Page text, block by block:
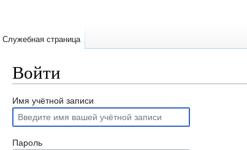
Войти
Перейти
навигации
Перейти
поиску
Имя учётной записи
Пароль
Служебная страница